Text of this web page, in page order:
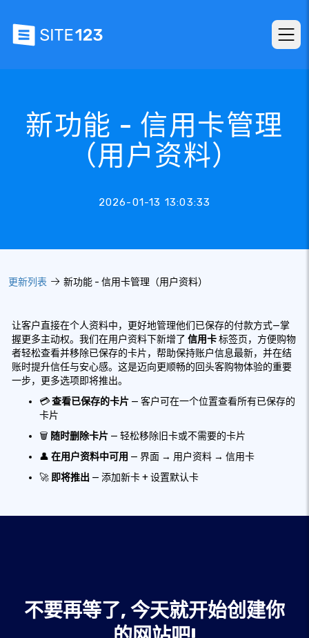
新功能 - 信用卡管理
（用户资料）
2026-01-13 13:03:33
更新列表 新功能 - 信用卡管理（用户资料）
让客户直接在个人资料中，更好地管理他们已保存的付款方式—掌
握更多主动权。我们在用户资料下新增了 信用卡标签页，方便购物
者轻松查看并移除已保存的卡片，帮助保持账户信息最新，并在结
账时提升信任与安心感。这是迈向更顺畅的回头客购物体验的重要
一步，更多选项即将推出。
💳查看已保存的卡片 — 客户可在一个位置查看所有已保存的
卡片
🗑️ 随时删除卡片 — 轻松移除旧卡或不需要的卡片
👤 在用户资料中可用 — 界面 → 用户资料 → 信用卡
🚀 即将推出 — 添加新卡 + 设置默认卡
不要再等了, 今天就开始创建你